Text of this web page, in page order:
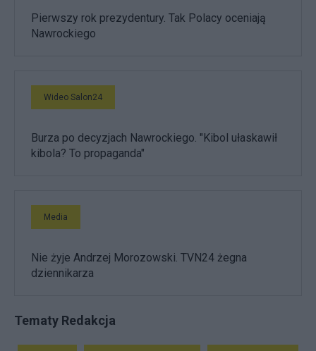
Pierwszy rok prezydentury. Tak Polacy oceniają
Nawrockiego
Wideo Salon24
Burza po decyzjach Nawrockiego. "Kibol ułaskawił
kibola? To propaganda"
Media
Nie żyje Andrzej Morozowski. TVN24 żegna
dziennikarza
Tematy Redakcja